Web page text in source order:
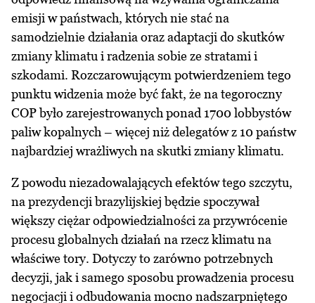
emisji w państwach, których nie stać na
samodzielnie działania oraz adaptacji do skutków
zmiany klimatu i radzenia sobie ze stratami i
szkodami. Rozczarowującym potwierdzeniem tego
punktu widzenia może być fakt, że na tegoroczny
COP było zarejestrowanych ponad 1700 lobbystów
paliw kopalnych – więcej niż delegatów z 10 państw
najbardziej wrażliwych na skutki zmiany klimatu.
Z powodu niezadowalających efektów tego szczytu,
na prezydencji brazylijskiej będzie spoczywał
większy ciężar odpowiedzialności za przywrócenie
procesu globalnych działań na rzecz klimatu na
właściwe tory. Dotyczy to zarówno potrzebnych
decyzji, jak i samego sposobu prowadzenia procesu
negocjacji i odbudowania mocno nadszarpniętego